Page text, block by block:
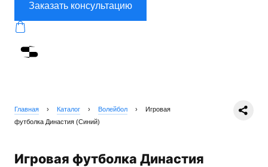
Заказать консультацию
Главная › Каталог › Волейбол ›
Игровая
футболка Династия (Синий)
Игровая футболка Династия